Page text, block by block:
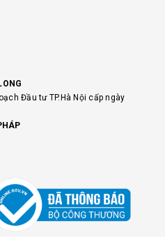
Đầu tư TP.Hà Nội cấp ngày